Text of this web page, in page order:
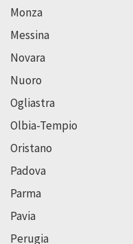
Monza
Messina
Novara
Nuoro
Ogliastra
Olbia-Tempio
Oristano
Padova
Parma
Pavia
Perugia